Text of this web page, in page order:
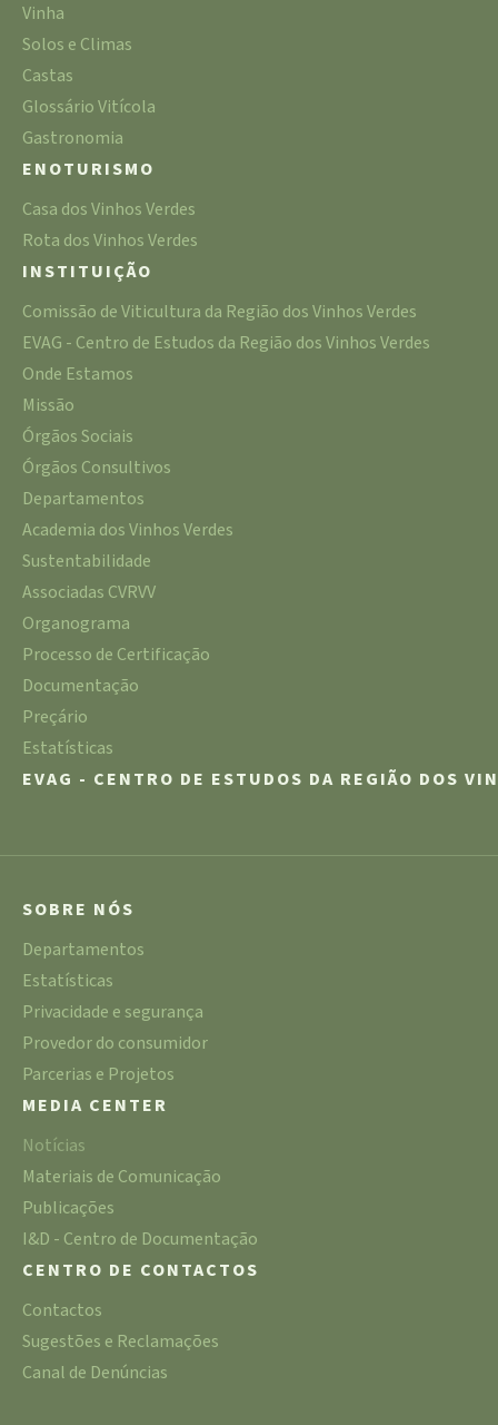
Vinha
Solos e Climas
Castas
Glossário Vitícola
Gastronomia
ENOTURISMO
Casa dos Vinhos Verdes
Rota dos Vinhos Verdes
INSTITUIÇÃO
Comissão de Viticultura da Região dos Vinhos Verdes
EVAG - Centro de Estudos da Região dos Vinhos Verdes
Onde Estamos
Missão
Órgãos Sociais
Órgãos Consultivos
Departamentos
Academia dos Vinhos Verdes
Sustentabilidade
Associadas CVRVV
Organograma
Processo de Certificação
Documentação
Preçário
Estatísticas
EVAG - CENTRO DE ESTUDOS DA REGIÃO DOS
SOBRE NÓS
Departamentos
Estatísticas
Privacidade e segurança
Provedor do consumidor
Parcerias e Projetos
MEDIA CENTER
Notícias
Materiais de Comunicação
Publicações
I&D - Centro de Documentação
CENTRO DE CONTACTOS
Contactos
Sugestões e Reclamações
Canal de Denúncias